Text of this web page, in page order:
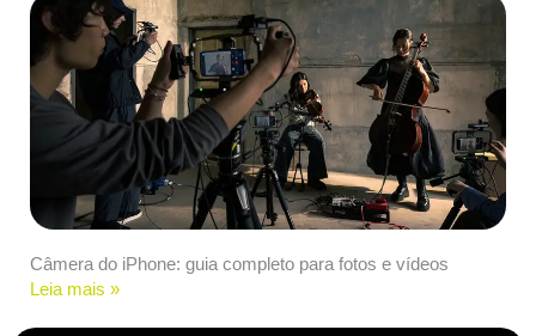
Câmera do iPhone: guia completo para fotos e vídeos
Leia mais »